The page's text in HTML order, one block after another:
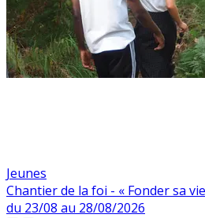
Jeunes
Chantier de la foi - « Fonder sa
du 23/08 au 28/08/2026